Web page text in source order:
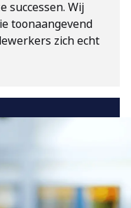
successen. Wij
toonaangevend
zich echt